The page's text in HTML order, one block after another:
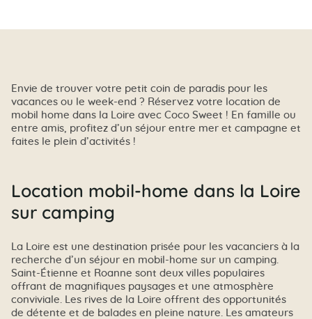
Envie de trouver votre petit coin de paradis pour les
vacances ou le week-end ? Réservez votre location de
mobil home dans la Loire avec Coco Sweet ! En famille ou
entre amis, profitez d’un séjour entre mer et campagne et
faites le plein d’activités !
Location mobil-home dans la Loire
sur camping
La Loire est une destination prisée pour les vacanciers à la
recherche d’un séjour en mobil-home sur un camping.
Saint-Étienne et Roanne sont deux villes populaires
offrant de magnifiques paysages et une atmosphère
conviviale. Les rives de la Loire offrent des opportunités
de détente et de balades en pleine nature. Les amateurs